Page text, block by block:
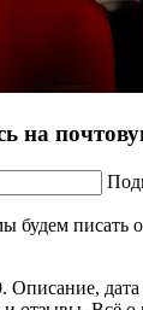
на
будем писать
Описание,